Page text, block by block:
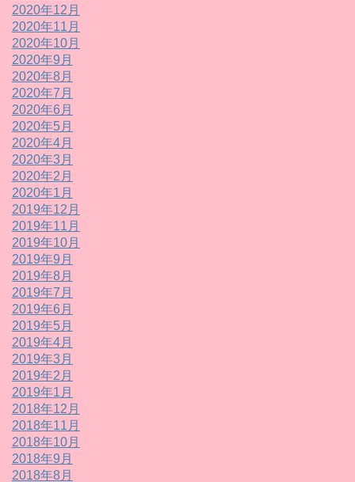
2020年12月
2020年11月
2020年10月
2020年9月
2020年8月
2020年7月
2020年6月
2020年5月
2020年4月
2020年3月
2020年2月
2020年1月
2019年12月
2019年11月
2019年10月
2019年9月
2019年8月
2019年7月
2019年6月
2019年5月
2019年4月
2019年3月
2019年2月
2019年1月
2018年12月
2018年11月
2018年10月
2018年9月
2018年8月